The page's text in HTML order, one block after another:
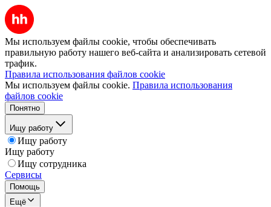
Мы используем файлы cookie, чтобы обеспечивать
правильную работу нашего веб-сайта и анализировать сетевой
трафик.
Правила использования файлов cookie
Мы используем файлы cookie. Правила использования
файлов cookie
Понятно
Ищу работу
Ищу работу
Ищу работу
Ищу сотрудника
Сервисы
Помощь
Ещё